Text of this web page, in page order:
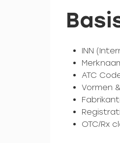
INN
ATC
Vormen
OTC/Rx